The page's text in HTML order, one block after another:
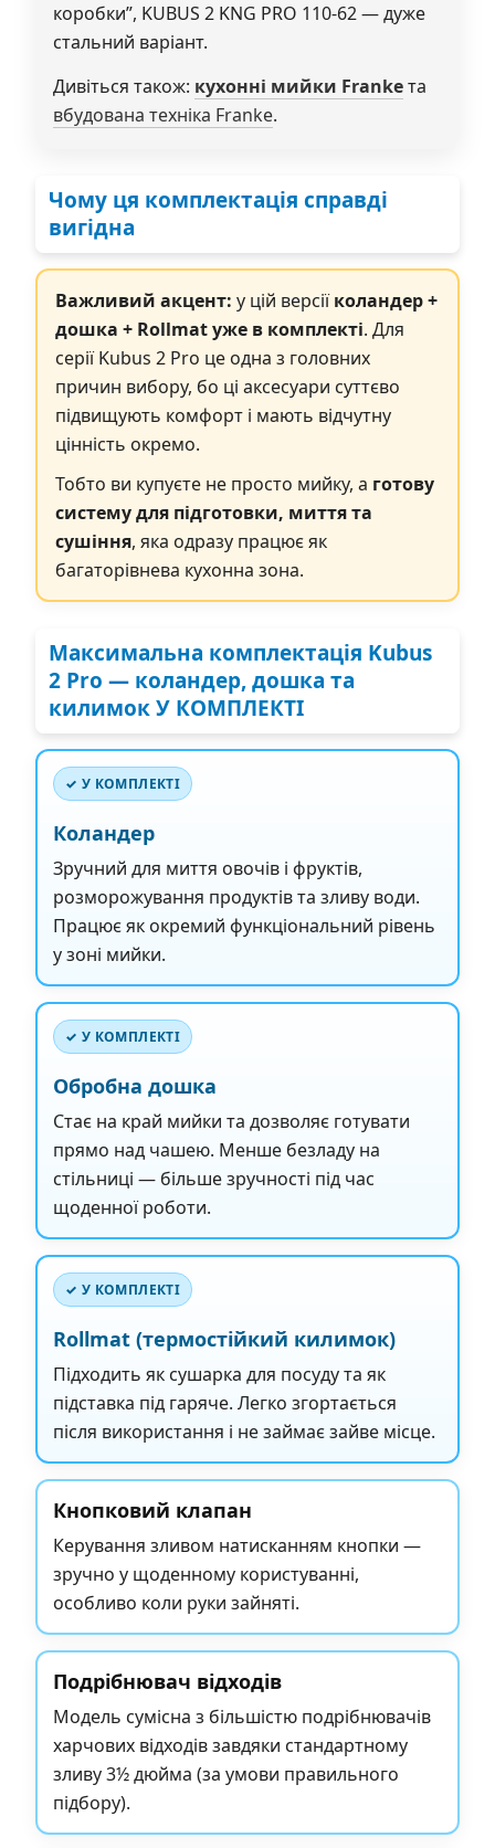
коробки”, KUBUS 2 KNG PRO 110-62 — дуже
стальний варіант.
Дивіться також: кухонні мийки Frankeта
вбудована техніка Franke.
Чому ця комплектація справді
вигідна
Важливий акцент: у цій версіїколандер +
дошка + Rollmat уже в комплекті. Для
серії Kubus 2 Pro це одна з головних
причин вибору, бо ці аксесуари суттєво
підвищують комфорт і мають відчутну
цінність окремо.
Тобто ви купуєте не просто мийку, а готову
систему для підготовки, миття та
сушіння, яка одразу працює як
багаторівнева кухонна зона.
Максимальна комплектація Kubus
2 Pro — коландер, дошка та
килимок У КОМПЛЕКТІ
✓ У КОМПЛЕКТІ
Коландер
Зручний для миття овочів і фруктів,
розморожування продуктів та зливу води.
Працює як окремий функціональний рівень
у зоні мийки.
✓ У КОМПЛЕКТІ
Обробна дошка
Стає на край мийки та дозволяє готувати
прямо над чашею. Менше безладу на
стільниці — більше зручності під час
щоденної роботи.
✓ У КОМПЛЕКТІ
Rollmat (термостійкий килимок)
Підходить як сушарка для посуду та як
підставка під гаряче. Легко згортається
після використання і не займає зайве місце.
Кнопковий клапан
Керування зливом натисканням кнопки —
зручно у щоденному користуванні,
особливо коли руки зайняті.
Подрібнювач відходів
Модель сумісна з більшістю подрібнювачів
харчових відходів завдяки стандартному
зливу 3½ дюйма (за умови правильного
підбору).